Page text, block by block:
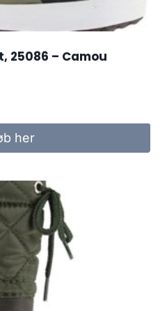
25086 – Camou
her